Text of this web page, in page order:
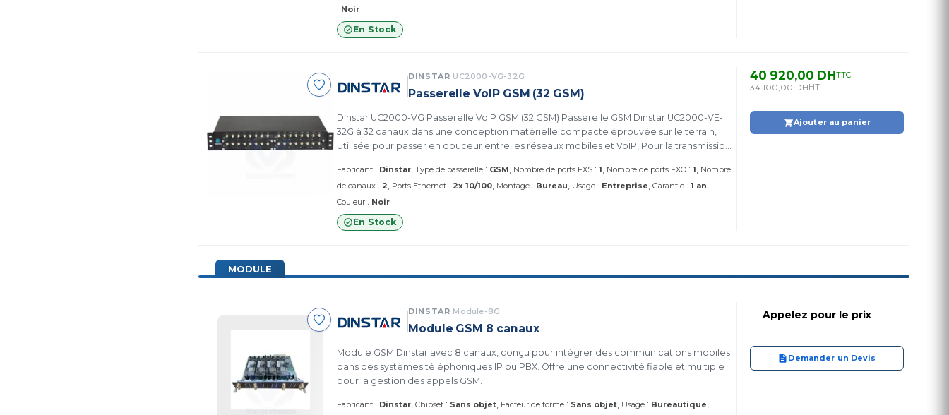
: Noir
En Stock
DINSTAR UC2000-VG-32G
Passerelle VoIP GSM (32 GSM)
Dinstar UC2000-VG Passerelle VoIP GSM (32 GSM) Passerelle GSM Dinstar UC2000-VE-
32G à 32 canaux dans une conception matérielle compacte éprouvée sur le terrain,
Utilisée pour passer en douceur entre les réseaux mobiles et VoIP, Pour la transmission
plates-formes VoIP grand public. (Dinstar UC2000-VG-32G )
Fabricant : Dinstar Type de passerelle : GSM Nombre de ports FXS : 1 Nombre de ports FXO : 1 Nombre
de canaux : 2 Ports Ethernet : 2x 10/100 Montage : Bureau Usage : Entreprise Garantie : 1 an
Couleur : Noir
En Stock
40 920,00 DHTTC
34 100,00 DHHT
Ajouter au panier
MODULE
DINSTAR Module-8G
Module GSM 8 canaux
Module GSM Dinstar avec 8 canaux, conçu pour intégrer des communications mobiles
dans des systèmes téléphoniques IP ou PBX. Offre une connectivité fiable et multiple
pour la gestion des appels GSM.
Fabricant : Dinstar Chipset : Sans objet Facteur de forme : Sans objet Usage : Bureautique
Appelez pour le prix
Demander un Devis